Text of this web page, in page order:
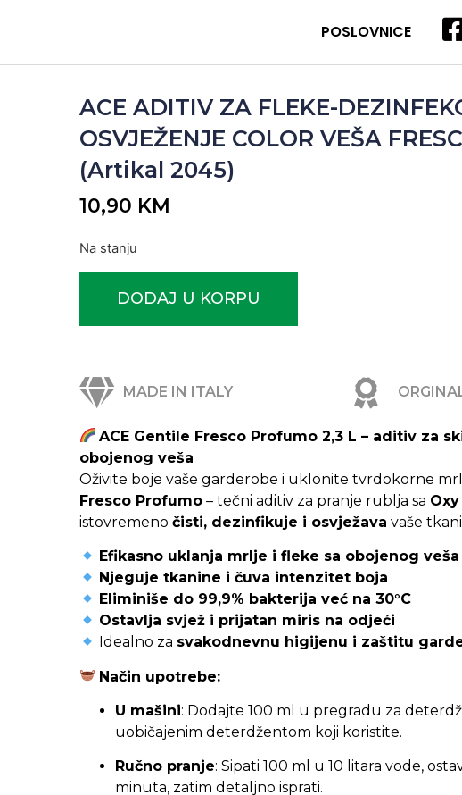
POSLOVNICE
ACE ADITIV ZA FLEKE-
OSVJEŽENJE COLOR VEŠA
(Artikal 2045)
10,90 KM
Na stanju
DODAJ U KORPU
MADE IN ITALY
ACE Gentile Fresco Profumo 2,3 L – aditiv za
obojenog veša
Oživite boje vaše garderobe i uklonite tvrdokorne
Fresco Profumo – tečni aditiv za pranje rublja sa
istovremeno čisti, dezinfikuje i osvježava vaše
Efikasno uklanja mrlje i fleke sa obojenog veša
Njeguje tkanine i čuva intenzitet boja
Eliminiše do 99,9% bakterija već na 30°C
Ostavlja svjež i prijatan miris na odjeći
Idealno za svakodnevnu higijenu i zaštitu
Način upotrebe:
U mašini: Dodajte 100 ml u pregradu za
uobičajenim deterdžentom koji koristite.
Ručno pranje: Sipati 100 ml u 10 litara vode,
minuta, zatim detaljno isprati.